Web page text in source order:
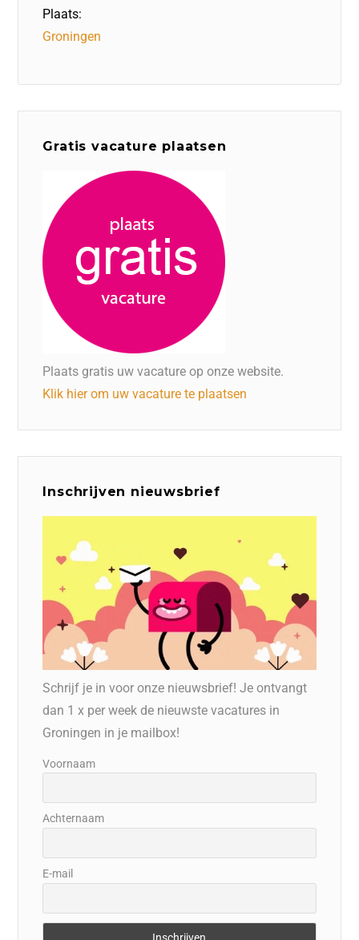
Plaats:
Groningen
Gratis vacature plaatsen
Plaats gratis uw vacature op onze website.
Klik hier om uw vacature te plaatsen
Inschrijven nieuwsbrief
Schrijf je in voor onze nieuwsbrief! Je ontvangt
dan 1 x per week de nieuwste vacatures in
Groningen in je mailbox!
Voornaam
Achternaam
E-mail